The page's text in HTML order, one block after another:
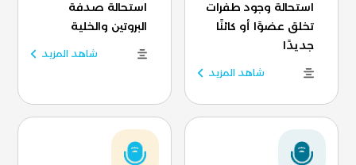
استحالة وجود طفرات
تخلق عضوًا أو كائنًا
جديدًا
شاهد المزيد
استحالة صدفة
البروتين والخلية
شاهد المزيد